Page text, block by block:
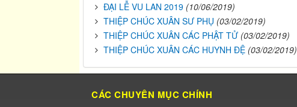
ĐẠI LỄ VU LAN 2019 (10/06/2019)
THIỆP CHÚC XUÂN SƯ PHỤ (03/02/2019)
THIỆP CHÚC XUÂN CÁC PHẬT TỬ (03/02/2019)
THIỆP CHÚC XUÂN CÁC HUYNH ĐỆ (03/02/2019)
CÁC CHUYÊN MỤC CHÍNH